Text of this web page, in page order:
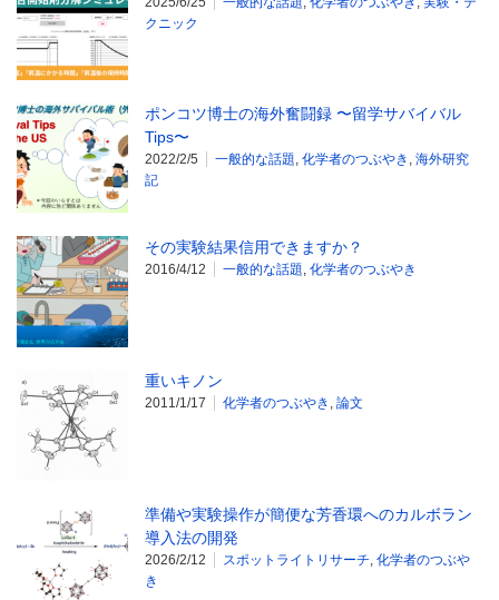
クニック
ポンコツ博士の海外奮闘録 〜留学サバイバル
Tips〜
2022/2/5 一般的な話題, 化学者のつぶやき , 海外研究
記
その実験結果信用できますか？
2016/4/12 一般的な話題, 化学者のつぶやき
重いキノン
2011/1/17 化学者のつぶやき , 論文
準備や実験操作が簡便な芳香環へのカルボラン
導入法の開発
2026/2/12 スポットライトリサーチ, 化学者のつぶや
き